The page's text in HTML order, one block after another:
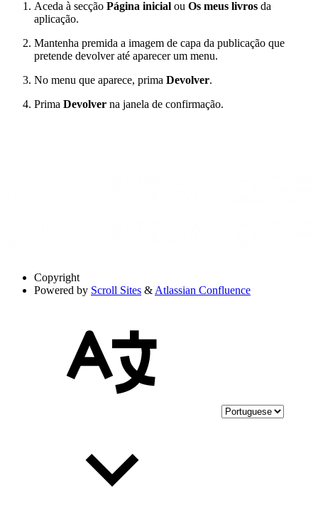
Aceda à secção Página inicial ou Os meus livros da
aplicação.
Mantenha premida a imagem de capa da publicação que
pretende devolver até aparecer um menu.
No menu que aparece, prima Devolver.
Prima Devolver na janela de confirmação.
Copyright
Powered by Scroll Sites & Atlassian Confluence